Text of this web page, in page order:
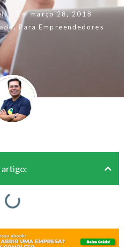
Em março 28, 2018
, Para Empreendedores
artigo: